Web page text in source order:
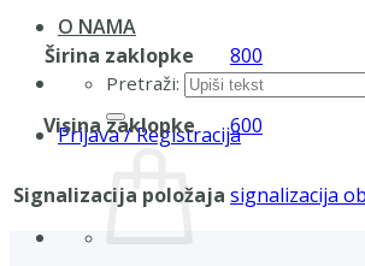
O NAMA
Pretraži:
Prijava / Registracija
Širina zaklopke 800
Visina zaklopke 600
Signalizacija položaja signalizacija